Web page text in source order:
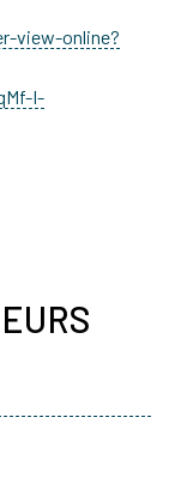
view-online?
I-